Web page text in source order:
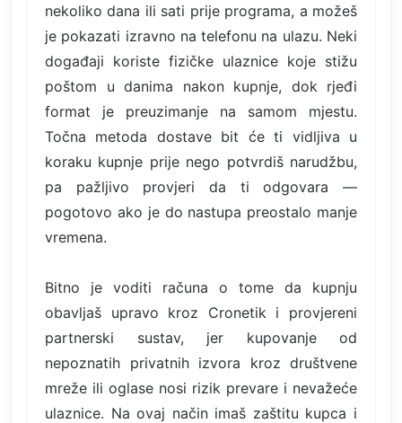
nekoliko dana ili sati prije programa, a možeš
je pokazati izravno na telefonu na ulazu. Neki
događaji koriste fizičke ulaznice koje stižu
poštom u danima nakon kupnje, dok rjeđi
format je preuzimanje na samom mjestu.
Točna metoda dostave bit će ti vidljiva u
koraku kupnje prije nego potvrdiš narudžbu,
pa pažljivo provjeri da ti odgovara —
pogotovo ako je do nastupa preostalo manje
vremena.
Bitno je voditi računa o tome da kupnju
obavljaš upravo kroz Cronetik i provjereni
partnerski sustav, jer kupovanje od
nepoznatih privatnih izvora kroz društvene
mreže ili oglase nosi rizik prevare i nevažeće
ulaznice. Na ovaj način imaš zaštitu kupca i